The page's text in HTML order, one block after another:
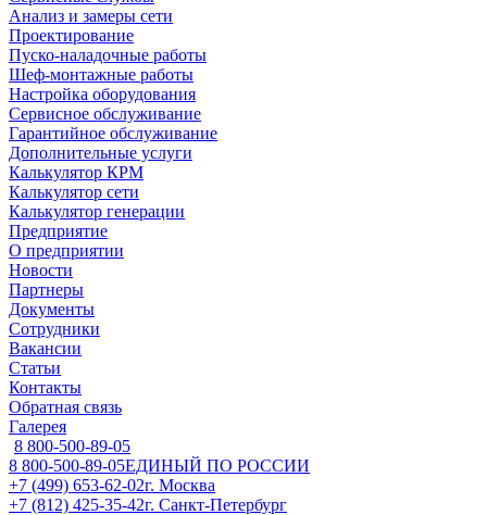
Анализ и замеры сети
Проектирование
Пуско-наладочные работы
Шеф-монтажные работы
Настройка оборудования
Сервисное обслуживание
Гарантийное обслуживание
Дополнительные услуги
Калькулятор КРМ
Калькулятор сети
Калькулятор генерации
Предприятие
О предприятии
Новости
Партнеры
Документы
Сотрудники
Вакансии
Статьи
Контакты
Обратная связь
Галерея
8 800-500-89-05
8 800-500-89-05ЕДИНЫЙ ПО РОССИИ
+7 (499) 653-62-02г. Москва
+7 (812) 425-35-42г. Санкт-Петербург